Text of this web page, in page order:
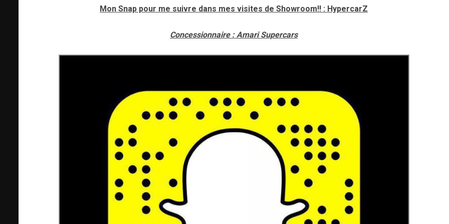
Mon Snap pour me suivre dans mes visites de Showroom!! : HypercarZ
Concessionnaire : Amari Supercars